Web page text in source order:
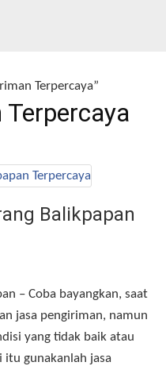
Terpercaya”
Balikpapan
– Coba bayangkan, saat
jasa pengiriman, namun
yang tidak baik atau
itu gunakanlah jasa